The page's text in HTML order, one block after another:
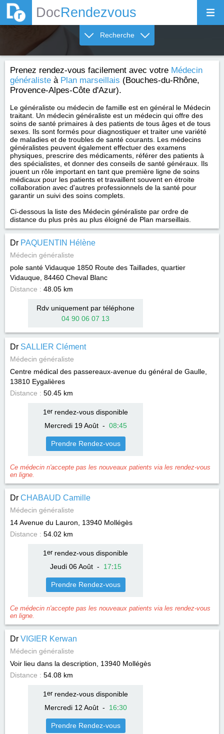
DocRendezvous
Recherche
Prenez rendez-vous facilement avec votre Médecin
généraliste à Plan marseillais (Bouches-du-Rhône,
Provence-Alpes-Côte d'Azur).
Le généraliste ou médecin de famille est en général le Médecin
traitant. Un médecin généraliste est un médecin qui offre des
soins de santé primaires à des patients de tous âges et de tous
sexes. Ils sont formés pour diagnostiquer et traiter une variété
de maladies et de troubles de santé courants. Les médecins
généralistes peuvent également effectuer des examens
physiques, prescrire des médicaments, référer des patients à
des spécialistes, et donner des conseils de santé généraux. Ils
jouent un rôle important en tant que première ligne de soins
médicaux pour les patients et travaillent souvent en étroite
collaboration avec d'autres professionnels de la santé pour
garantir un suivi des soins complets.
Ci-dessous la liste des Médecin généraliste par ordre de
distance du plus près au plus éloigné de Plan marseillais.
Dr PAQUENTIN Hélène
Médecin généraliste
pole santé Vidauque 1850 Route des Taillades, quartier
Vidauque, 84460 Cheval Blanc
Distance : 48.05 km
Rdv uniquement par téléphone
04 90 06 07 13
Dr SALLIER Clément
Médecin généraliste
Centre médical des passereaux-avenue du général de Gaulle,
13810 Eygalières
Distance : 50.45 km
1 errendez-vous disponible
Mercredi 19 Août- 08:45
Prendre Rendez-vous
Ce médecin n'accepte pas les nouveaux patients via les rendez-vous
en ligne.
Dr CHABAUD Camille
Médecin généraliste
14 Avenue du Lauron, 13940 Mollégès
Distance : 54.02 km
1 errendez-vous disponible
Jeudi 06 Août- 17:15
Prendre Rendez-vous
Ce médecin n'accepte pas les nouveaux patients via les rendez-vous
en ligne.
Dr VIGIER Kerwan
Médecin généraliste
Voir lieu dans la description, 13940 Mollégès
Distance : 54.08 km
1 errendez-vous disponible
Mercredi 12 Août- 16:30
Prendre Rendez-vous